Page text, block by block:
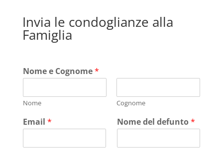
Invia le condoglianze alla
Famiglia
Nome e Cognome*
Nome Cognome
Email * Nome del defunto*